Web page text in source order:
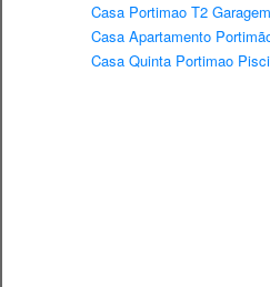
Casa Portimao T2
Casa Apartamento
Casa Quinta Portimao